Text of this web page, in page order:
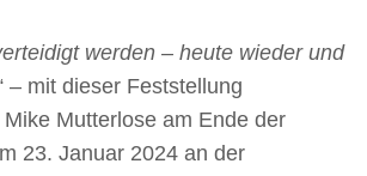
werden – heute wieder und
– mit dieser Feststellung
Mutterlose am Ende der
23. Januar 2024 an der